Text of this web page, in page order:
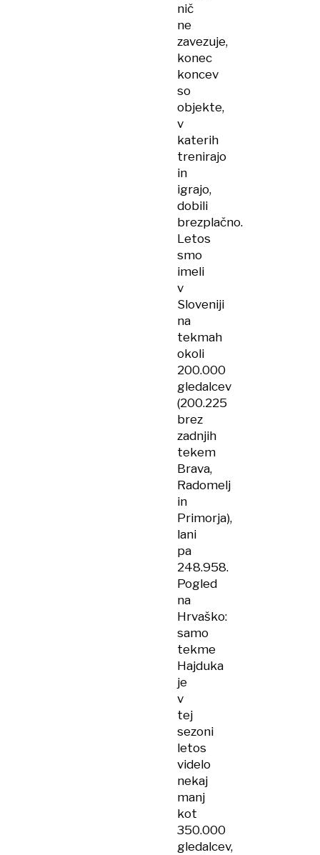
nič
ne
zavezuje,
konec
koncev
so
objekte,
v
katerih
trenirajo
in
igrajo,
dobili
brezplačno.
Letos
smo
imeli
v
Sloveniji
na
tekmah
okoli
200.000
gledalcev
(200.225
brez
zadnjih
tekem
Brava,
Radomelj
in
Primorja),
lani
pa
248.958.
Pogled
na
Hrvaško:
samo
tekme
Hajduka
je
v
tej
sezoni
letos
videlo
nekaj
manj
kot
350.000
gledalcev,